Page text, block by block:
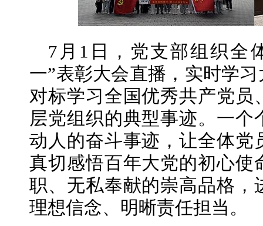
7月1日，党支部组织全
一”表彰大会直播，实时学
对标学习全国优秀共产党员
层党组织的典型事迹。一
动人的奋斗事迹，让全体党
真切感悟百年大党的初心使
职、无私奉献的崇高品格，
理想信念、明晰责任担当。